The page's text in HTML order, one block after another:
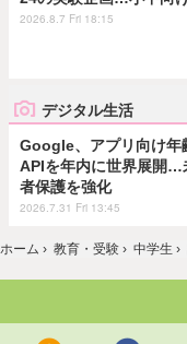
2026.8.7 Fri 18:15
デジタル生活
Google、アプリ向け年
APIを年内に世界展開…
者保護を強化
2026.7.31 Fri 13:45
ホーム › 教育・受験 › 中学生 ›